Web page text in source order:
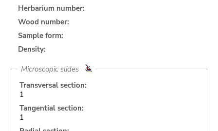
Herbarium number:
Wood number:
Sample form:
Density:
Microscopic slides
Transversal section:
1
Tangential section:
1